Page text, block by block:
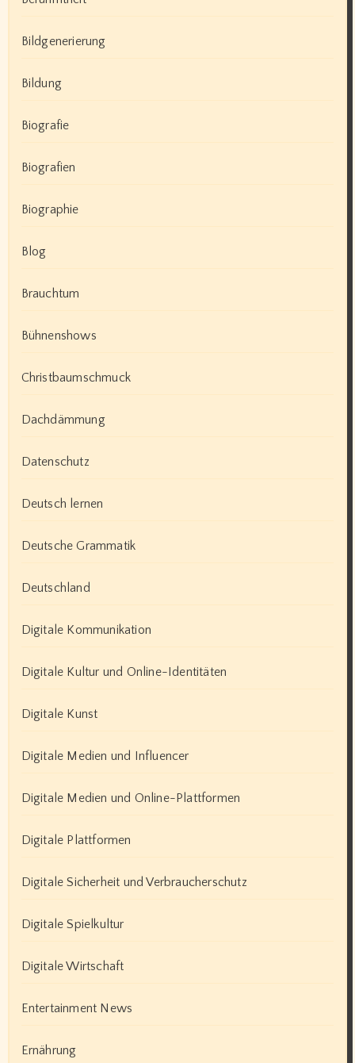
Bildgenerierung
Bildung
Biografie
Biografien
Biographie
Blog
Brauchtum
Bühnenshows
Christbaumschmuck
Dachdämmung
Datenschutz
Deutsch lernen
Deutsche Grammatik
Deutschland
Digitale Kommunikation
Digitale Kultur und Online-Identitäten
Digitale Kunst
Digitale Medien und Influencer
Digitale Medien und Online-Plattformen
Digitale Plattformen
Digitale Sicherheit und Verbraucherschutz
Digitale Spielkultur
Digitale Wirtschaft
Entertainment News
Ernährung